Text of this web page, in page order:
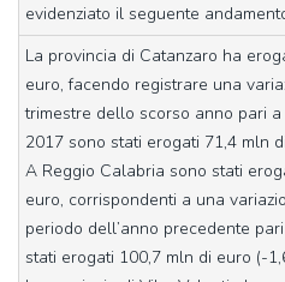
evidenziato il seguente
La provincia di Catanzaro ha
euro, facendo registrare una
trimestre dello scorso anno pari
2017 sono stati erogati 71,4 mln
A Reggio Calabria sono stati
euro, corrispondenti a una
periodo dell’anno precedente
stati erogati 100,7 mln di euro (-